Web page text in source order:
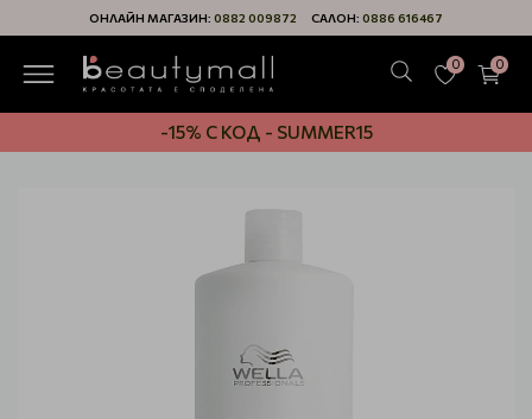
ОНЛАЙН МАГАЗИН: 0882 009872 САЛОН: 0886 616467
0 0
-15% С КОД - SUMMER15